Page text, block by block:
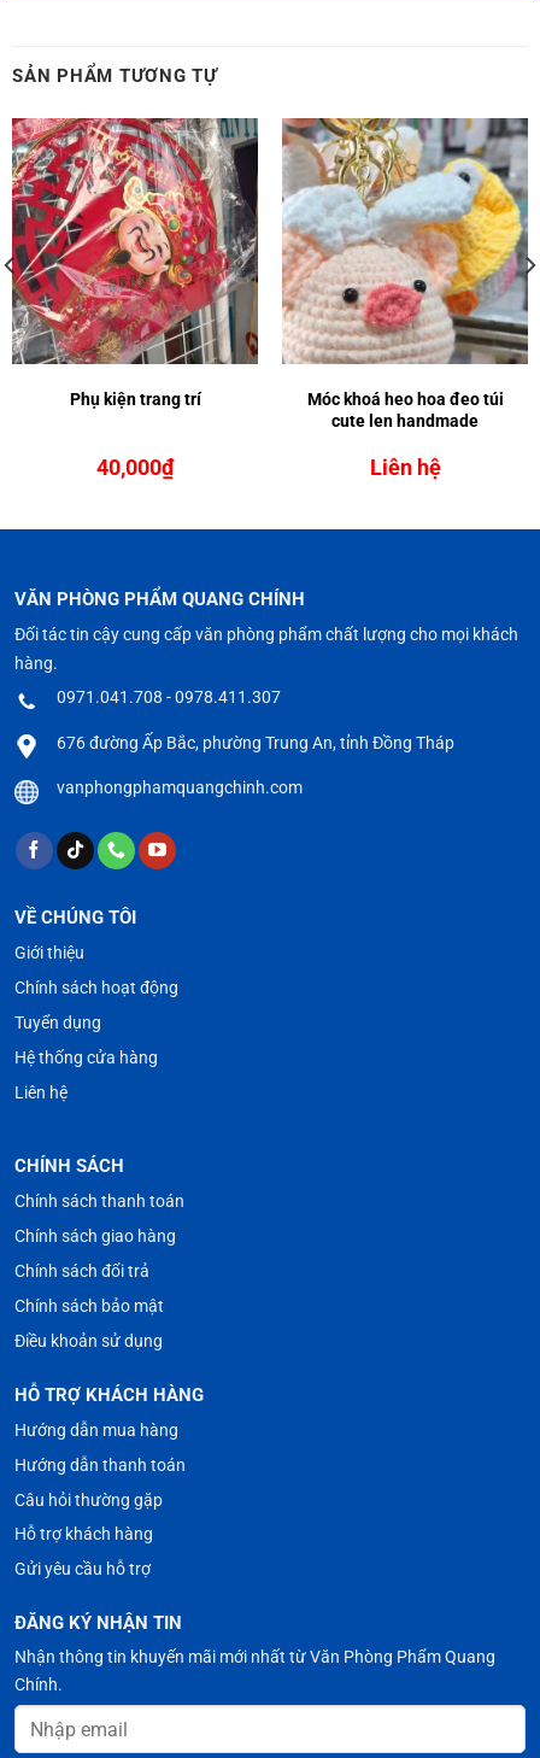
SẢN PHẨM TƯƠNG TỰ
Phụ kiện trang trí
40,000₫
Móc khoá heo hoa đeo túi
cute len handmade
Liên hệ
VĂN PHÒNG PHẨM QUANG CHÍNH
Đối tác tin cậy cung cấp văn phòng phẩm chất lượng cho mọi khách
hàng.
0971.041.708 - 0978.411.307
676 đường Ấp Bắc, phường Trung An, tỉnh Đồng Tháp
vanphongphamquangchinh.com
VỀ CHÚNG TÔI
Giới thiệu
Chính sách hoạt động
Tuyển dụng
Hệ thống cửa hàng
Liên hệ
CHÍNH SÁCH
Chính sách thanh toán
Chính sách giao hàng
Chính sách đổi trả
Chính sách bảo mật
Điều khoản sử dụng
HỖ TRỢ KHÁCH HÀNG
Hướng dẫn mua hàng
Hướng dẫn thanh toán
Câu hỏi thường gặp
Hỗ trợ khách hàng
Gửi yêu cầu hỗ trợ
ĐĂNG KÝ NHẬN TIN
Nhận thông tin khuyến mãi mới nhất từ Văn Phòng Phẩm Quang
Chính.